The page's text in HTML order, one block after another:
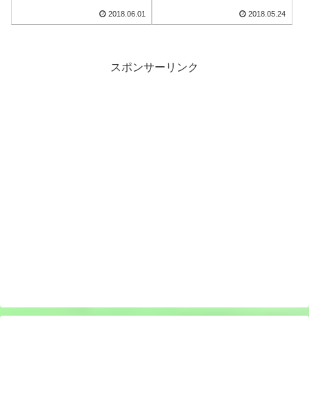
2018.06.01 2018.05.24
スポンサーリンク